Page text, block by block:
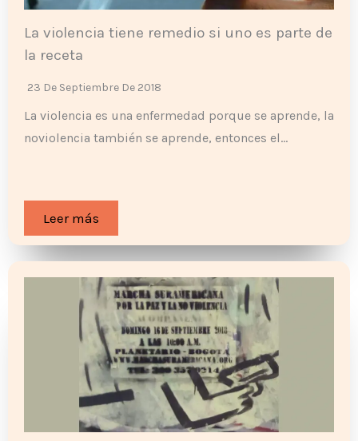
La violencia tiene remedio si uno es parte de
la receta
23 De Septiembre De 2018
La violencia es una enfermedad porque se aprende, la
noviolencia también se aprende, entonces el…
Leer más